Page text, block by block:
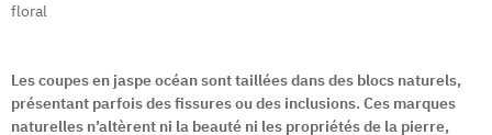
floral
Les coupes en jaspe océan sont taillées dans des blocs naturels,
présentant parfois des fissures ou des inclusions. Ces marques
naturelles n’altèrent ni la beauté ni les propriétés de la pierre,